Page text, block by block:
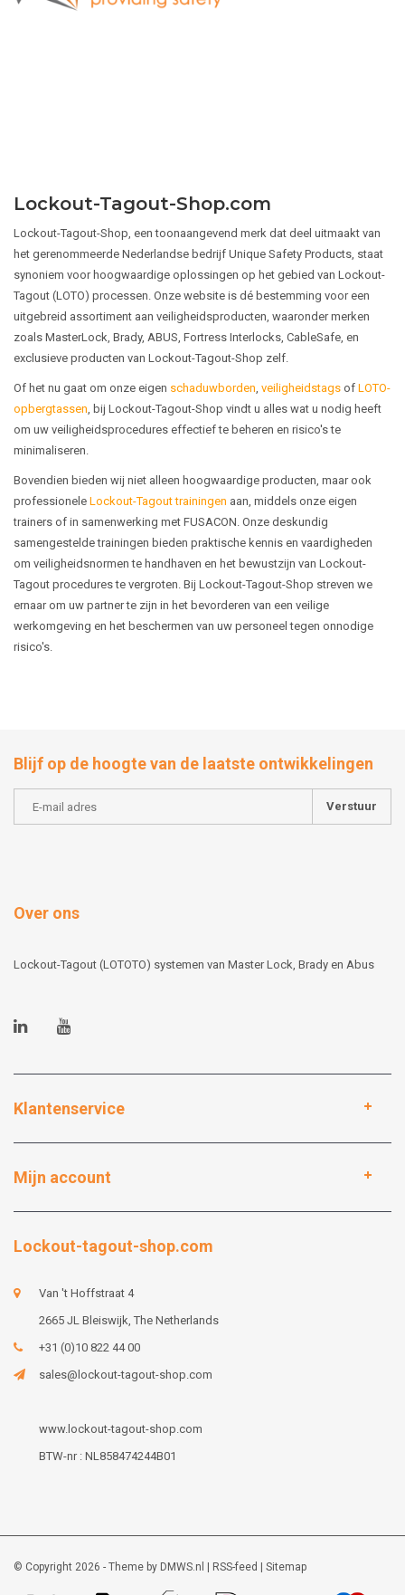
Lockout-Tagout-Shop.com
Lockout-Tagout-Shop, een toonaangevend merk dat deel uitmaakt van
het gerenommeerde Nederlandse bedrijf Unique Safety Products, staat
synoniem voor hoogwaardige oplossingen op het gebied van Lockout-
Tagout (LOTO) processen. Onze website is dé bestemming voor een
uitgebreid assortiment aan veiligheidsproducten, waaronder merken
zoals MasterLock, Brady, ABUS, Fortress Interlocks, CableSafe, en
exclusieve producten van Lockout-Tagout-Shop zelf.
Of het nu gaat om onze eigen schaduwborden, veiligheidstags of LOTO-
opbergtassen, bij Lockout-Tagout-Shop vindt u alles wat u nodig heeft
om uw veiligheidsprocedures effectief te beheren en risico's te
minimaliseren.
Bovendien bieden wij niet alleen hoogwaardige producten, maar ook
professionele Lockout-Tagout trainingen aan, middels onze eigen
trainers of in samenwerking met FUSACON. Onze deskundig
samengestelde trainingen bieden praktische kennis en vaardigheden
om veiligheidsnormen te handhaven en het bewustzijn van Lockout-
Tagout procedures te vergroten. Bij Lockout-Tagout-Shop streven we
ernaar om uw partner te zijn in het bevorderen van een veilige
werkomgeving en het beschermen van uw personeel tegen onnodige
risico's.
Blijf op de hoogte van de laatste ontwikkelingen
Verstuur
Over ons
Lockout-Tagout (LOTOTO) systemen van Master Lock, Brady en Abus
Klantenservice
Mijn account
Lockout-tagout-shop.com
Van 't Hoffstraat 4
2665 JL Bleiswijk, The Netherlands
+31 (0)10 822 44 00
sales@lockout-tagout-shop.com
www.lockout-tagout-shop.com
BTW-nr : NL858474244B01
© Copyright 2026 - Theme by DMWS.nl RSS-feed Sitemap